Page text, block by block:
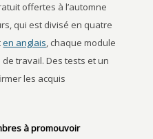
offertes à l’automne
qui est divisé en quatre
en anglais, chaque module
travail. Des tests et un
les acquis
à promouvoir